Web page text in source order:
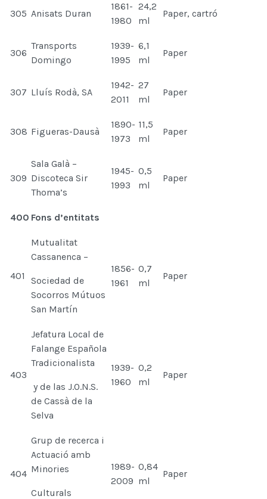
305 Anisats Duran
1861-
1980
24,2
ml
Paper, cartró
306
Transports
Domingo
1939-
1995
6,1
ml
Paper
307 Lluís Rodà, SA
1942-
2011
27
ml
Paper
308 Figueras-Dausà
1890-
1973
11,5
ml
Paper
309
Sala Galà –
Discoteca Sir
Thoma’s
1945-
1993
0,5
ml
Paper
400 Fons d’entitats
401
Mutualitat
Cassanenca –
Sociedad de
Socorros Mútuos
San Martín
1856-
1961
0,7
ml
Paper
403
Jefatura Local de
Falange Española
Tradicionalista
y de las J.O.N.S.
de Cassà de la
Selva
1939-
1960
0,2
ml
Paper
404
Grup de recerca i
Actuació amb
Minories
Culturals
1989-
2009
0,84
ml
Paper